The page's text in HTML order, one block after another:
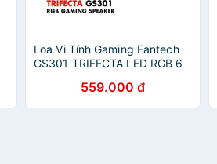
Loa Vi Tính Gaming Fantech
GS301 TRIFECTA LED RGB 6
Bluetooth 5.0 và AUX 3.5mm
- Hàng Chính Hãng
559.000 đ